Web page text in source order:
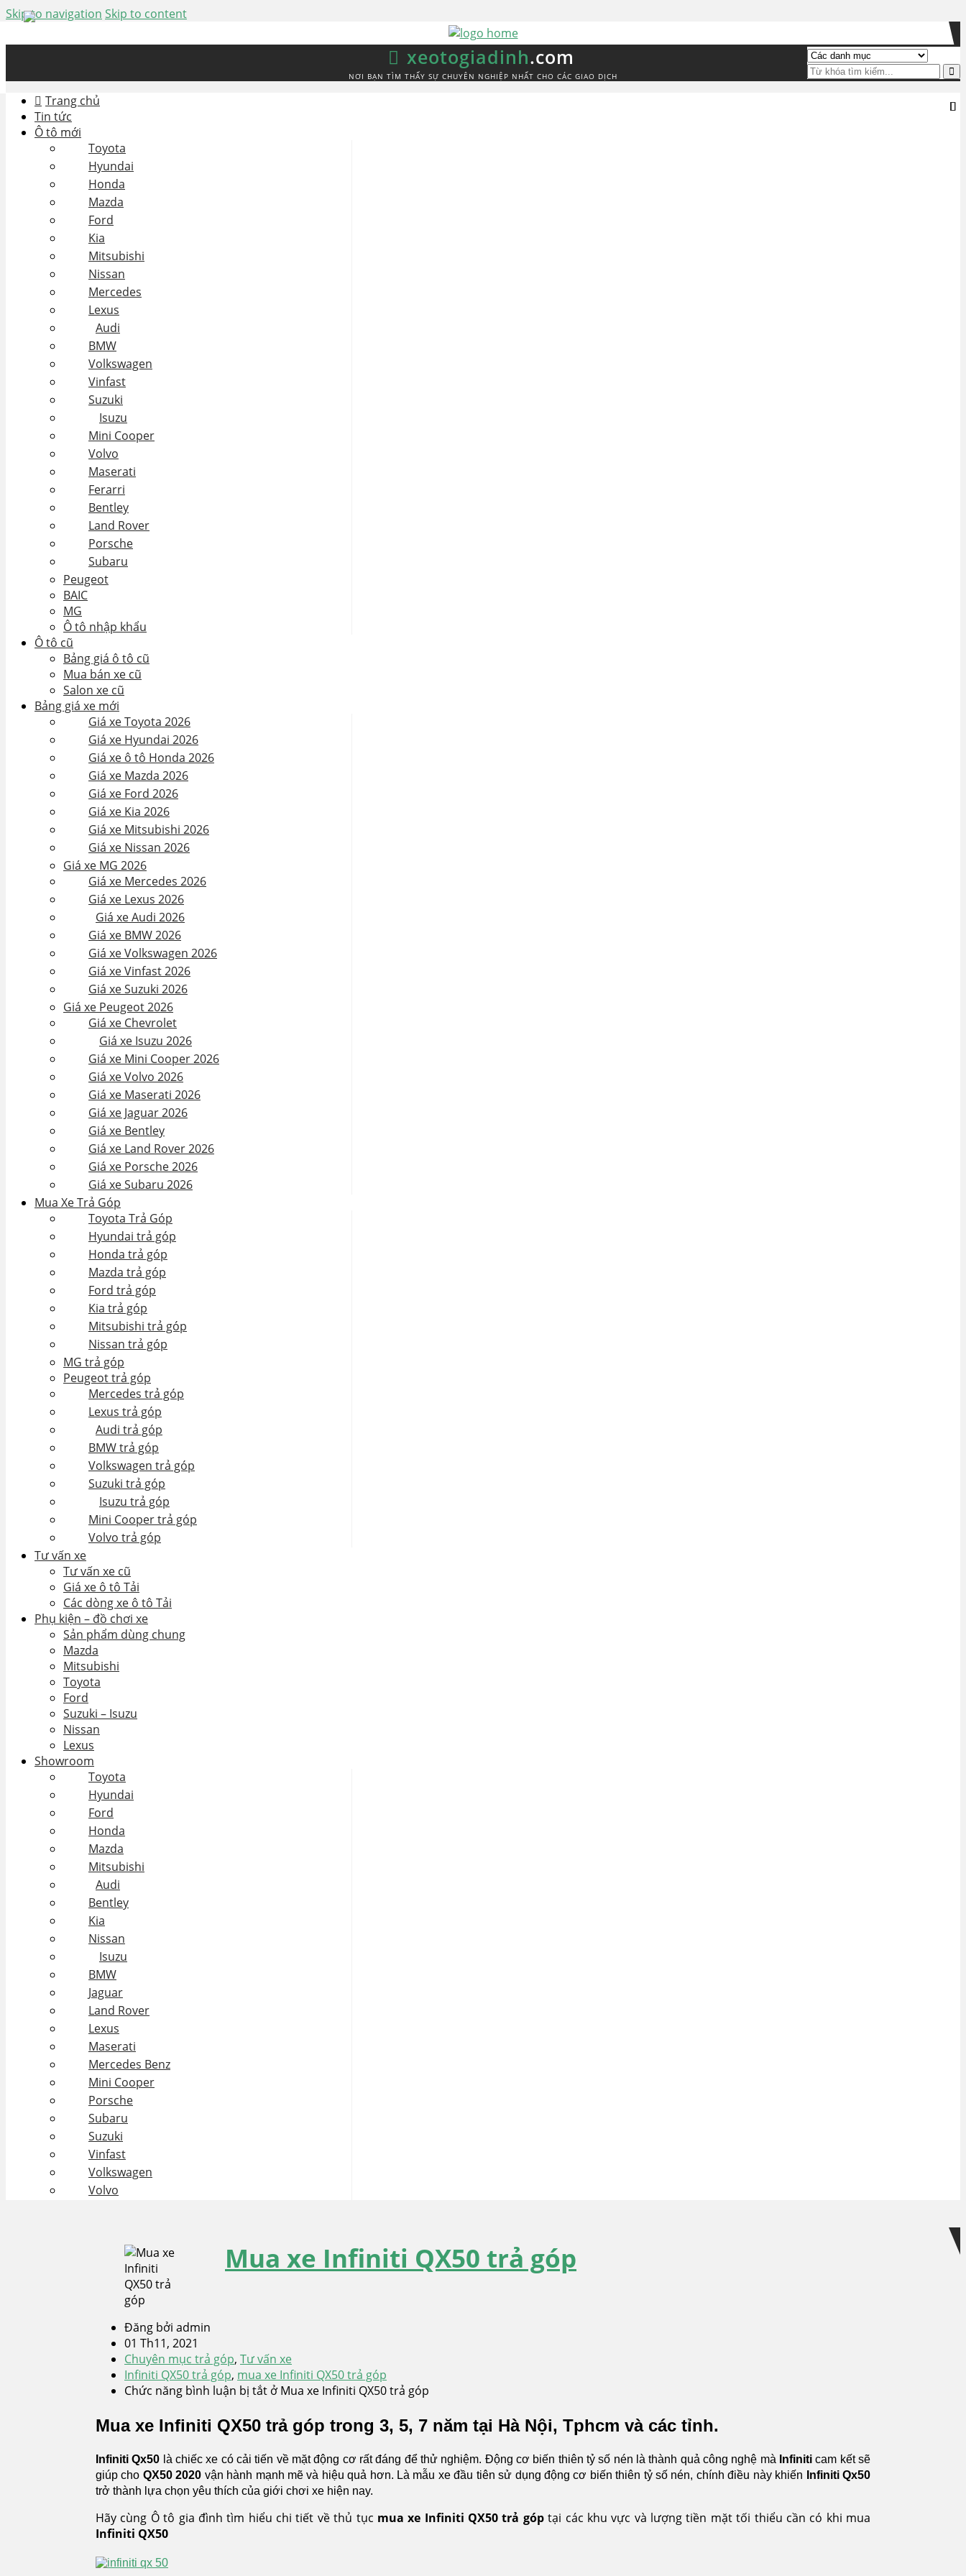
Skip to navigation Skip to content
xeotogiadinh.com
NƠI BẠN TÌM THẤY SỰ CHUYÊN NGHIỆP NHẤT CHO CÁC GIAO DỊCH
Trang chủ
Tin tức
Ô tô mới
Toyota
Hyundai
Honda
Mazda
Ford
Kia
Mitsubishi
Nissan
Mercedes
Lexus
Audi
BMW
Volkswagen
Vinfast
Suzuki
Isuzu
Mini Cooper
Volvo
Maserati
Ferarri
Bentley
Land Rover
Porsche
Subaru
Peugeot
BAIC
MG
Ô tô nhập khẩu
Ô tô cũ
Bảng giá ô tô cũ
Mua bán xe cũ
Salon xe cũ
Bảng giá xe mới
Giá xe Toyota 2026
Giá xe Hyundai 2026
Giá xe ô tô Honda 2026
Giá xe Mazda 2026
Giá xe Ford 2026
Giá xe Kia 2026
Giá xe Mitsubishi 2026
Giá xe Nissan 2026
Giá xe MG 2026
Giá xe Mercedes 2026
Giá xe Lexus 2026
Giá xe Audi 2026
Giá xe BMW 2026
Giá xe Volkswagen 2026
Giá xe Vinfast 2026
Giá xe Suzuki 2026
Giá xe Peugeot 2026
Giá xe Chevrolet
Giá xe Isuzu 2026
Giá xe Mini Cooper 2026
Giá xe Volvo 2026
Giá xe Maserati 2026
Giá xe Jaguar 2026
Giá xe Bentley
Giá xe Land Rover 2026
Giá xe Porsche 2026
Giá xe Subaru 2026
Mua Xe Trả Góp
Toyota Trả Góp
Hyundai trả góp
Honda trả góp
Mazda trả góp
Ford trả góp
Kia trả góp
Mitsubishi trả góp
Nissan trả góp
MG trả góp
Peugeot trả góp
Mercedes trả góp
Lexus trả góp
Audi trả góp
BMW trả góp
Volkswagen trả góp
Suzuki trả góp
Isuzu trả góp
Mini Cooper trả góp
Volvo trả góp
Tư vấn xe
Tư vấn xe cũ
Giá xe ô tô Tải
Các dòng xe ô tô Tải
Phụ kiện – đồ chơi xe
Sản phẩm dùng chung
Mazda
Mitsubishi
Toyota
Ford
Suzuki – Isuzu
Nissan
Lexus
Showroom
Toyota
Hyundai
Ford
Honda
Mazda
Mitsubishi
Audi
Bentley
Kia
Nissan
Isuzu
BMW
Jaguar
Land Rover
Lexus
Maserati
Mercedes Benz
Mini Cooper
Porsche
Subaru
Suzuki
Vinfast
Volkswagen
Volvo
Mua xe Infiniti QX50 trả góp
Đăng bởi admin
01 Th11, 2021
Chuyên mục trả góp, Tư vấn xe
Infiniti QX50 trả góp, mua xe Infiniti QX50 trả góp
Chức năng bình luận bị tắt ở Mua xe Infiniti QX50 trả góp
Mua xe Infiniti QX50 trả góp trong 3, 5, 7 năm tại Hà Nội, Tphcm và các tỉnh.
Infiniti Qx50 là chiếc xe có cải tiến về mặt động cơ rất đáng để thử nghiệm. Động cơ biến thiên tỷ số nén là thành quả công nghệ mà Infiniti cam kết sẽ
giúp cho QX50 2020 vận hành mạnh mẽ và hiệu quả hơn. Là mẫu xe đầu tiên sử dụng động cơ biến thiên tỷ số nén, chính điều này khiến
Infiniti Qx50
trở thành lựa chọn yêu thích của giới chơi xe hiện nay.
Hãy cùng Ô tô gia đình tìm hiểu chi tiết về thủ tục mua xe Infiniti QX50 trả góptại các khu vực và lượng tiền mặt tối thiểu cần có khi mua
Infiniti QX50